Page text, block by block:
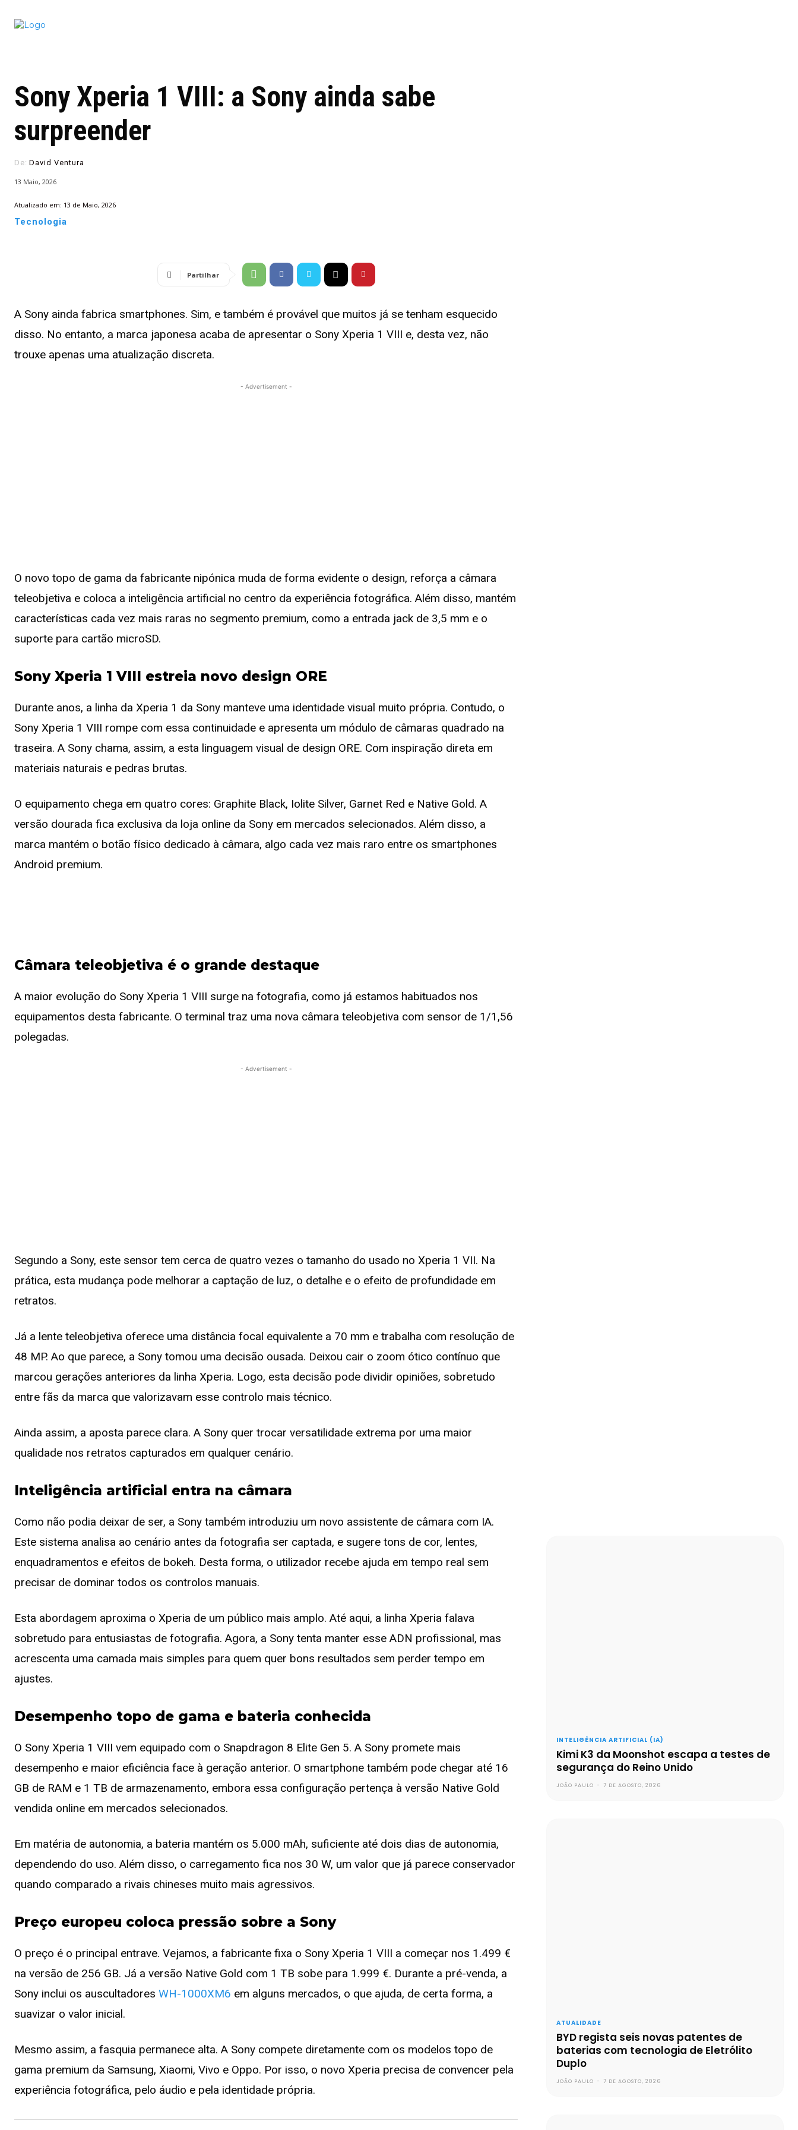
Sony Xperia 1 VIII: a Sony ainda sabe
surpreender
De: David Ventura
13 Maio, 2026
Atualizado em: 13 de Maio, 2026
Tecnologia
Partilhar
A Sony ainda fabrica smartphones. Sim, e também é provável que muitos já se tenham esquecido
disso. No entanto, a marca japonesa acaba de apresentar o Sony Xperia 1 VIII e, desta vez, não
trouxe apenas uma atualização discreta.
- Advertisement -
O novo topo de gama da fabricante nipónica muda de forma evidente o design, reforça a câmara
teleobjetiva e coloca a inteligência artificial no centro da experiência fotográfica. Além disso, mantém
características cada vez mais raras no segmento premium, como a entrada jack de 3,5 mm e o
suporte para cartão microSD.
Sony Xperia 1 VIII estreia novo design ORE
Durante anos, a linha da Xperia 1 da Sony manteve uma identidade visual muito própria. Contudo, o
Sony Xperia 1 VIII rompe com essa continuidade e apresenta um módulo de câmaras quadrado na
traseira. A Sony chama, assim, a esta linguagem visual de design ORE. Com inspiração direta em
materiais naturais e pedras brutas.
O equipamento chega em quatro cores: Graphite Black, Iolite Silver, Garnet Red e Native Gold. A
versão dourada fica exclusiva da loja online da Sony em mercados selecionados. Além disso, a
marca mantém o botão físico dedicado à câmara, algo cada vez mais raro entre os smartphones
Android premium.
Câmara teleobjetiva é o grande destaque
A maior evolução do Sony Xperia 1 VIII surge na fotografia, como já estamos habituados nos
equipamentos desta fabricante. O terminal traz uma nova câmara teleobjetiva com sensor de 1/1,56
polegadas.
- Advertisement -
Segundo a Sony, este sensor tem cerca de quatro vezes o tamanho do usado no Xperia 1 VII. Na
prática, esta mudança pode melhorar a captação de luz, o detalhe e o efeito de profundidade em
retratos.
Já a lente teleobjetiva oferece uma distância focal equivalente a 70 mm e trabalha com resolução de
48 MP. Ao que parece, a Sony tomou uma decisão ousada. Deixou cair o zoom ótico contínuo que
marcou gerações anteriores da linha Xperia. Logo, esta decisão pode dividir opiniões, sobretudo
entre fãs da marca que valorizavam esse controlo mais técnico.
Ainda assim, a aposta parece clara. A Sony quer trocar versatilidade extrema por uma maior
qualidade nos retratos capturados em qualquer cenário.
Inteligência artificial entra na câmara
Como não podia deixar de ser, a Sony também introduziu um novo assistente de câmara com IA.
Este sistema analisa ao cenário antes da fotografia ser captada, e sugere tons de cor, lentes,
enquadramentos e efeitos de bokeh. Desta forma, o utilizador recebe ajuda em tempo real sem
precisar de dominar todos os controlos manuais.
Esta abordagem aproxima o Xperia de um público mais amplo. Até aqui, a linha Xperia falava
sobretudo para entusiastas de fotografia. Agora, a Sony tenta manter esse ADN profissional, mas
acrescenta uma camada mais simples para quem quer bons resultados sem perder tempo em
ajustes.
Desempenho topo de gama e bateria conhecida
O Sony Xperia 1 VIII vem equipado com o Snapdragon 8 Elite Gen 5. A Sony promete mais
desempenho e maior eficiência face à geração anterior. O smartphone também pode chegar até 16
GB de RAM e 1 TB de armazenamento, embora essa configuração pertença à versão Native Gold
vendida online em mercados selecionados.
Em matéria de autonomia, a bateria mantém os 5.000 mAh, suficiente até dois dias de autonomia,
dependendo do uso. Além disso, o carregamento fica nos 30 W, um valor que já parece conservador
quando comparado a rivais chineses muito mais agressivos.
Preço europeu coloca pressão sobre a Sony
O preço é o principal entrave. Vejamos, a fabricante fixa o Sony Xperia 1 VIII a começar nos 1.499 €
na versão de 256 GB. Já a versão Native Gold com 1 TB sobe para 1.999 €. Durante a pré-venda, a
Sony inclui os auscultadores WH-1000XM6 em alguns mercados, o que ajuda, de certa forma, a
suavizar o valor inicial.
Mesmo assim, a fasquia permanece alta. A Sony compete diretamente com os modelos topo de
gama premium da Samsung, Xiaomi, Vivo e Oppo. Por isso, o novo Xperia precisa de convencer pela
experiência fotográfica, pelo áudio e pela identidade própria.
INTELIGÊNCIA ARTIFICIAL (IA)
Kimi K3 da Moonshot escapa a testes de
segurança do Reino Unido
JOÃO PAULO - 7 DE AGOSTO, 2026
ATUALIDADE
BYD regista seis novas patentes de
baterias com tecnologia de Eletrólito
Duplo
JOÃO PAULO - 7 DE AGOSTO, 2026